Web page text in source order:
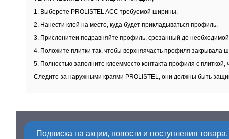
1. Выберете PROLISTEL ACC требуемой ширины.
2. Нанести клей на место, куда будет прикладываться профиль.
3. Прислонитеи подравняйте профиль, срезанный до
4. Положите плитки так, чтобы верхняячасть профиля закрывала
5. Полностью заполните клеемместо контакта профиля с плиткой,
Следите за наружными краями PROLISTEL, они должны быть
Подписка на акции, новости и поступления товара.